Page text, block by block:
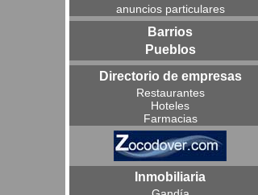
anuncios particulares
Barrios
Pueblos
Directorio de empresas
Restaurantes
Hoteles
Farmacias
Inmobiliaria